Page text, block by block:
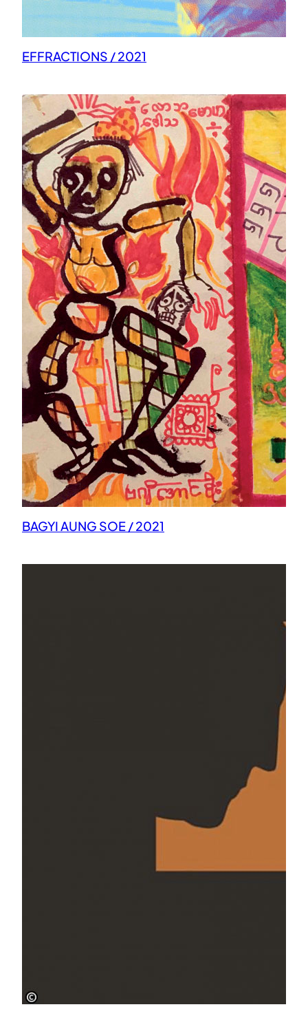
EFFRACTIONS / 2021
BAGYI AUNG SOE / 2021